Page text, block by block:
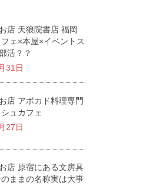
店 天狼院書店 福岡
ェ×本屋×イベントス
活？？
31日
店 アボカド料理専門
ュカフェ
27日
店 原宿にある文房具
ままの名称実は大事